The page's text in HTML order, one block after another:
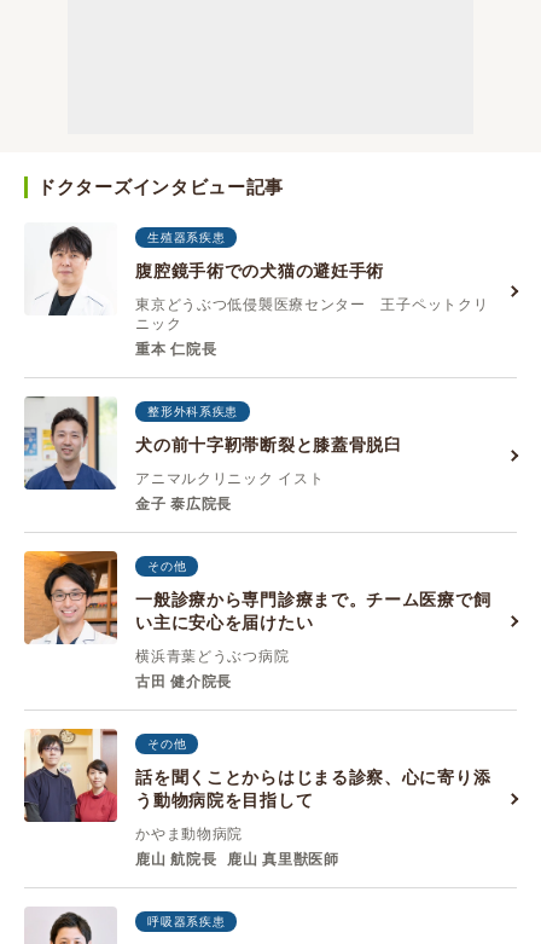
ドクターズインタビュー記事
生殖器系疾患
腹腔鏡手術での犬猫の避妊手術
東京どうぶつ低侵襲医療センター 王子ペットクリ
ニック
重本 仁院長
整形外科系疾患
犬の前十字靭帯断裂と膝蓋骨脱臼
アニマルクリニック イスト
金子 泰広院長
その他
一般診療から専門診療まで。チーム医療で飼
い主に安心を届けたい
横浜青葉どうぶつ病院
古田 健介院長
その他
話を聞くことからはじまる診察、心に寄り添
う動物病院を目指して
かやま動物病院
鹿山 航院長
鹿山 真里獣医師
呼吸器系疾患